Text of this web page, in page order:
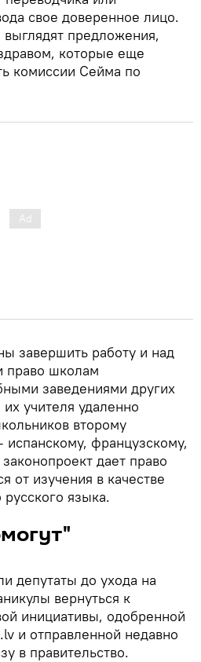
свое доверенное лицо.
выглядят предложения,
которые еще
комиссии Сейма по
завершить работу и над
право школам
заведениями других
учителя удаленно
второму
испанскому, французскому,
дает право
от изучения в качестве
русского языка.
депутаты до ухода на
вернуться к
инициативы, одобренной
и отправленной недавно
в правительство.